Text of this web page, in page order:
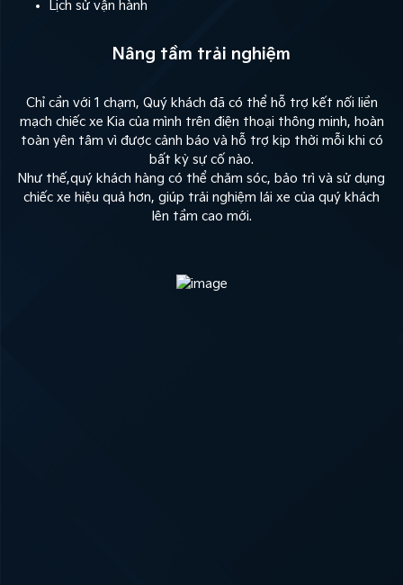
Lịch sử vận hành
Nâng tầm trải nghiệm
Chỉ cần với 1 chạm, Quý khách đã có thể hỗ trợ kết nối liền
mạch chiếc xe Kia của mình trên điện thoại thông minh, hoàn
toàn yên tâm vì được cảnh báo và hỗ trợ kịp thời mỗi khi có
bất kỳ sự cố nào.
Như thế,quý khách hàng có thể chăm sóc, bảo trì và sử dụng
chiếc xe hiệu quả hơn, giúp trải nghiệm lái xe của quý khách
lên tầm cao mới.